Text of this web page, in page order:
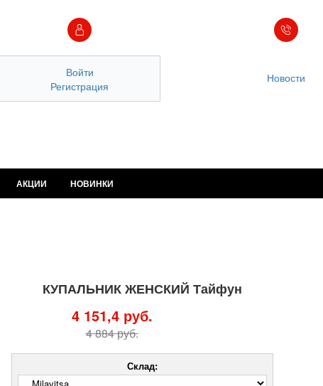
Войти
Регистрация
Новости
АКЦИИ НОВИНКИ
КУПАЛЬНИК ЖЕНСКИЙ Тайфун
4 884 руб.
4 151,4 руб.
Склад: